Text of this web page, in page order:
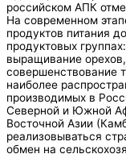
российском АПК
На современном
продуктов питания
продуктовых
выращивание
совершенствование
наиболее
производимых в
Северной и Южной
Восточной Азии
реализовываться
обмен на